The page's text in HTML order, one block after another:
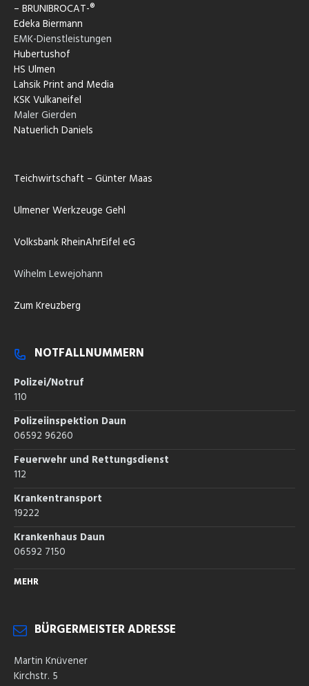
– BRUNIBROCAT-®
Edeka Biermann
EMK-Dienstleistungen
Hubertushof
HS Ulmen
Lahsik Print and Media
KSK Vulkaneifel
Maler Gierden
Natuerlich Daniels
Teichwirtschaft – Günter Maas
Ulmener Werkzeuge Gehl
Volksbank RheinAhrEifel eG
Wihelm Lewejohann
Zum Kreuzberg
NOTFALLNUMMERN
Polizei/Notruf
110
Polizeiinspektion Daun
06592 96260
Feuerwehr und Rettungsdienst
112
Krankentransport
19222
Krankenhaus Daun
06592 7150
MEHR
BÜRGERMEISTER ADRESSE
Martin Knüvener
Kirchstr. 5